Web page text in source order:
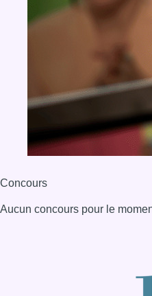
Aucun concours pour le moment